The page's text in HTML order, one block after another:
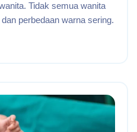
Tidak semua wanita
perbedaan warna sering.